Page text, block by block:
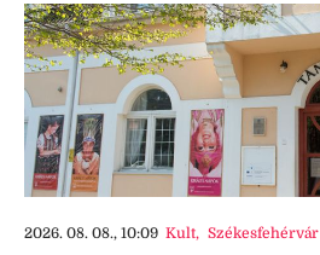
2026. 08. 08., 10:09 Kult, Székesfehérvár